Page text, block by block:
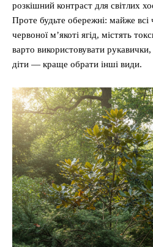
розкішний контраст для світлих
Проте будьте обережні: майже всі
червоної м’якоті ягід, містять
варто використовувати
діти — краще обрати інші види.